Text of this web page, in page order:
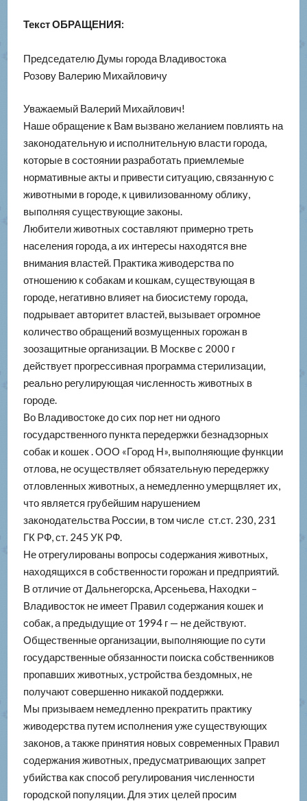
Текст ОБРАЩЕНИЯ:
Председателю Думы города Владивостока
Розову Валерию Михайловичу
Уважаемый Валерий Михайлович!
Наше обращение к Вам вызвано желанием повлиять на
законодательную и исполнительную власти города,
которые в состоянии разработать приемлемые
нормативные акты и привести ситуацию, связанную с
животными в городе, к цивилизованному облику,
выполняя существующие законы.
Любители животных составляют примерно треть
населения города, а их интересы находятся вне
внимания властей. Практика живодерства по
отношению к собакам и кошкам, существующая в
городе, негативно влияет на биосистему города,
подрывает авторитет властей, вызывает огромное
количество обращений возмущенных горожан в
зоозащитные организации. В Москве с 2000 г
действует прогрессивная программа стерилизации,
реально регулирующая численность животных в
городе.
Во Владивостоке до сих пор нет ни одного
государственного пункта передержки безнадзорных
собак и кошек . ООО «Город Н», выполняющие функции
отлова, не осуществляет обязательную передержку
отловленных животных, а немедленно умерщвляет их,
что является грубейшим нарушением
законодательства России, в том числе ст.ст. 230, 231
ГК РФ, ст. 245 УК РФ.
Не отрегулированы вопросы содержания животных,
находящихся в собственности горожан и предприятий.
В отличие от Дальнегорска, Арсеньева, Находки –
Владивосток не имеет Правил содержания кошек и
собак, а предыдущие от 1994 г — не действуют.
Общественные организации, выполняющие по сути
государственные обязанности поиска собственников
пропавших животных, устройства бездомных, не
получают совершенно никакой поддержки.
Мы призываем немедленно прекратить практику
живодерства путем исполнения уже существующих
законов, а также принятия новых современных Правил
содержания животных, предусматривающих запрет
убийства как способ регулирования численности
городской популяции. Для этих целей просим